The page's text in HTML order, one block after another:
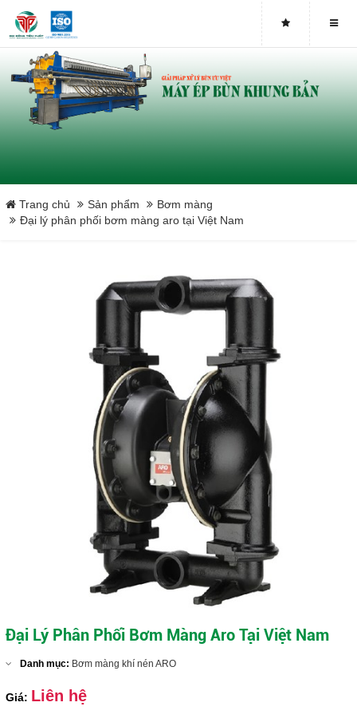
Trang chủ Sản phẩm
Bơm màng
Đại lý phân phối bơm màng aro tại Việt Nam
Đại Lý Phân Phối Bơm Màng Aro Tại Việt Nam
Danh mục: Bơm màng khí nén ARO
Giá: Liên hệ